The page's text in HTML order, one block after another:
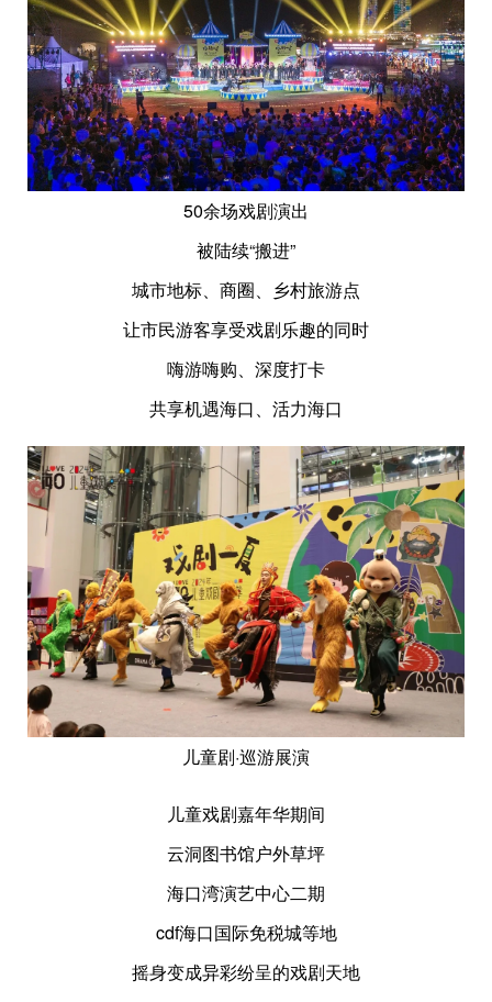
50余场戏剧演出
被陆续“搬进”
城市地标、商圈、乡村旅游点
让市民游客享受戏剧乐趣的同时
嗨游嗨购、深度打卡
共享机遇海口、活力海口
儿童剧·巡游展演
儿童戏剧嘉年华期间
云洞图书馆户外草坪
海口湾演艺中心二期
cdf海口国际免税城等地
摇身变成异彩纷呈的戏剧天地